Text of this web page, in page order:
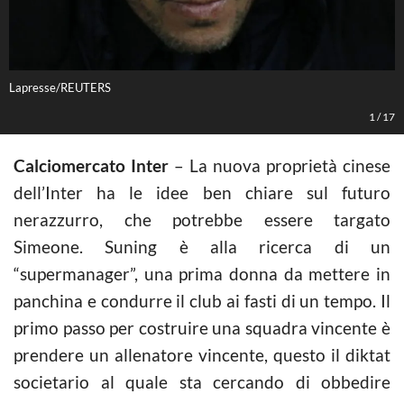
Lapresse/REUTERS
1 /17
Calciomercato Inter – La nuova proprietà cinese
dell’Inter ha le idee ben chiare sul futuro
nerazzurro, che potrebbe essere targato
Simeone. Suning è alla ricerca di un
“supermanager”, una prima donna da mettere in
panchina e condurre il club ai fasti di un tempo. Il
primo passo per costruire una squadra vincente è
prendere un allenatore vincente, questo il diktat
societario al quale sta cercando di obbedire